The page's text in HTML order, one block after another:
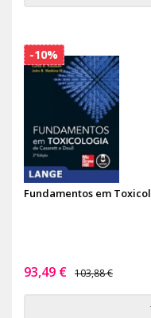
Fundamentos em
93,49 € 103,88 €
-10%